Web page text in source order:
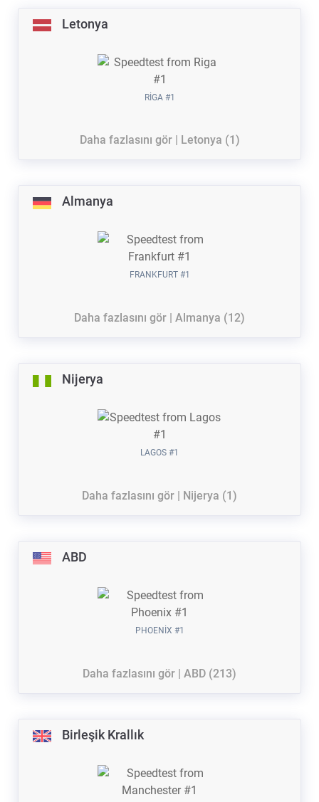
Letonya
RIGA #1
Daha fazlasını gör | Letonya (1)
Almanya
FRANKFURT #1
Daha fazlasını gör | Almanya (12)
Nijerya
LAGOS #1
Daha fazlasını gör | Nijerya (1)
ABD
PHOENIX #1
Daha fazlasını gör | ABD (213)
Birleşik Krallık